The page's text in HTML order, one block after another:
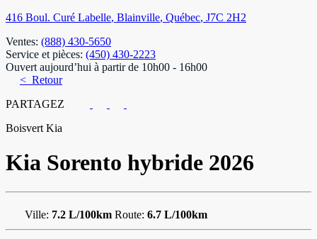
416 Boul. Curé Labelle, Blainville, Québec, J7C 2H2
Ventes: (888) 430-5650
Service et pièces: (450) 430-2223
Ouvert aujourd’hui à partir de 10h00 - 16h00
< Retour
PARTAGEZ
Boisvert Kia
Kia Sorento hybride 2026
Ville: 7.2 L/100km Route: 6.7 L/100km